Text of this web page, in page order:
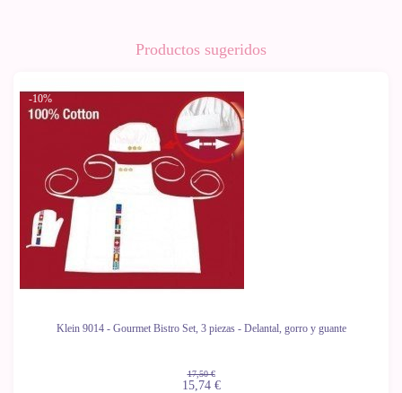
Productos sugeridos
Klein 9014 - Gourmet Bistro Set, 3 piezas - Delantal, gorro y guante
17,50 €
-10%
15,74 €